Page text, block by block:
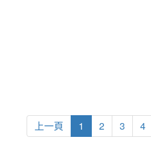
上一頁 1 2 3 4